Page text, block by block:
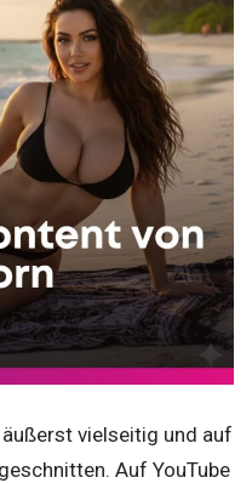
vielseitig und auf
Auf YouTube